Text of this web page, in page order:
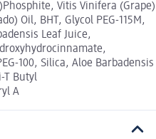
Vitis Vinifera (Grape)
Oil, BHT, Glycol PEG-115M,
Leaf Juice,
100, Silica, Aloe Barbadensis
T Butyl
A